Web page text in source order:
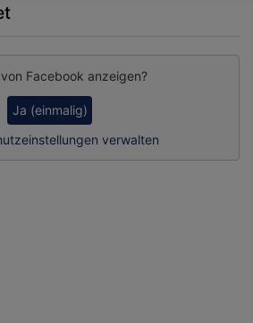
Facebook anzeigen?
Ja (einmalig)
verwalten